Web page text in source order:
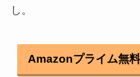
し。
Amazonプライム無